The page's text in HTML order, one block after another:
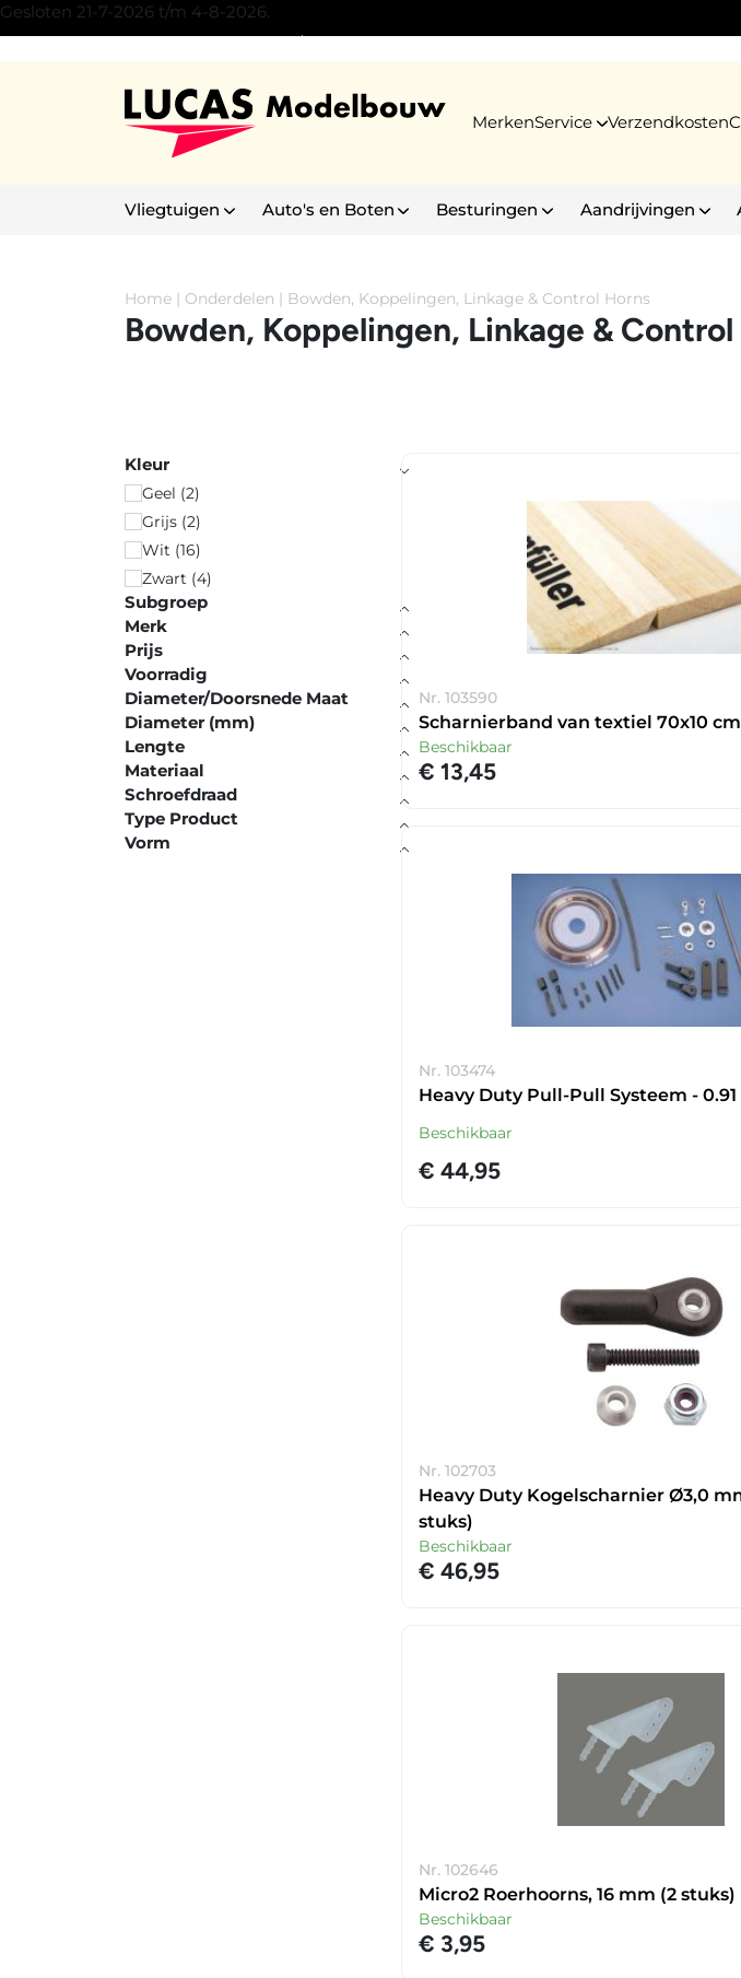
Gesloten 21-7-2026 t/m 4-8-2026.
Experience Center Son/Eindhoven
MerkenService Verzendkosten
Vliegtuigen Auto's en Boten Besturingen Aandrijvingen
Home | Onderdelen | Bowden, Koppelingen, Linkage & Control Horns
Bowden, Koppelingen, Linkage &
Kleur
Geel (2)
Grijs (2)
Wit (16)
Zwart (4)
Subgroep
Merk
Prijs
Voorradig
Diameter/Doorsnede Maat
Diameter (mm)
Lengte
Materiaal
Schroefdraad
Type Product
Vorm
Nr. 103590
Scharnierband van textiel 70x10
Beschikbaar
€ 13,45
Nr. 103474
Heavy Duty Pull-Pull Systeem -
Beschikbaar
€ 44,95
Nr. 102703
Heavy Duty Kogelscharnier Ø3,0
stuks)
Beschikbaar
€ 46,95
Nr. 102646
Micro2 Roerhoorns, 16 mm (2 stuks)
Beschikbaar
€ 3,95